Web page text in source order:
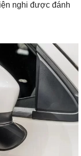
nghi được đánh